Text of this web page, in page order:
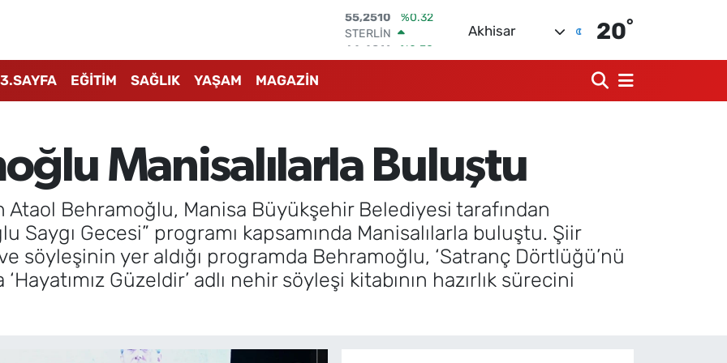
STERLİN
64,4811
%0.38
13.779
%-14
DOLAR
47,7436
EURO
55,2510
%0.32
Akhisar 20°
3.SAYFA EĞİTİM SAĞLIK YAŞAM MAGAZİN
Manisalılarla Buluştu
Behramoğlu, Manisa Büyükşehir Belediyesi tarafından
Saygı Gecesi” programı kapsamında Manisalılarla buluştu. Şiir
söyleşinin yer aldığı programda Behramoğlu, ‘Satranç Dörtlüğü’nü
Güzeldir’ adlı nehir söyleşi kitabının hazırlık sürecini